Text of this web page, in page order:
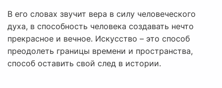
В его словах звучит вера в силу человеческого
духа, в способность человека создавать нечто
прекрасное и вечное. Искусство – это способ
преодолеть границы времени и пространства,
способ оставить свой след в истории.